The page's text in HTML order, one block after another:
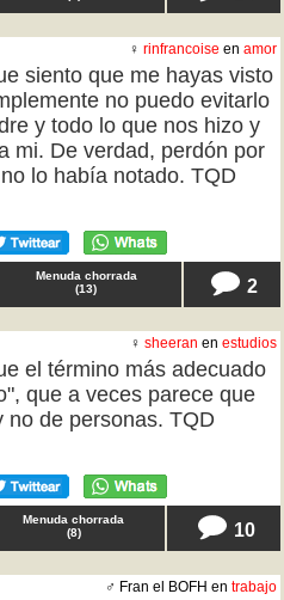
♀ rinfrancoise en amor
siento que me hayas visto
no puedo evitarlo
y todo lo que nos hizo y
mi. De verdad, perdón por
lo había notado. TQD
Menuda chorrada
(13) 2
♀ sheeran en estudios
el término más adecuado
que a veces parece que
no de personas. TQD
Menuda chorrada
(8) 10
♂ Fran el BOFH en trabajo